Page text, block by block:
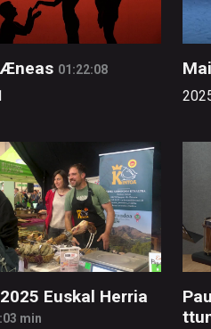
01:22:08
Euskal Herria
min